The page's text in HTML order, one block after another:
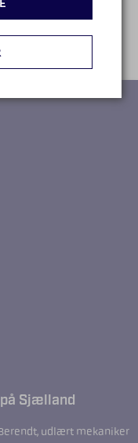
Sjælland
udlært mekaniker